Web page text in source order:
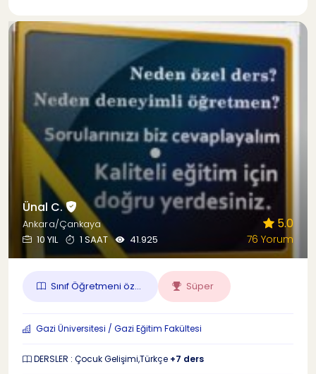
Ünal C.
Ankara/Çankaya
10 YIL
1 SAAT 41.925
5.0
76 Yorum
Sınıf Öğretmeni öz... Süper
Gazi Üniversitesi / Gazi Eğitim Fakültesi
DERSLER : Çocuk Gelişimi,Türkçe +7 ders